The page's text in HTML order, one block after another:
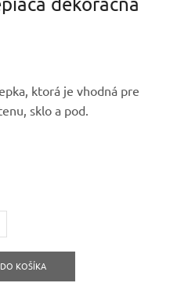
ktorá je vhodná pre
sklo a pod.
KOŠÍKA